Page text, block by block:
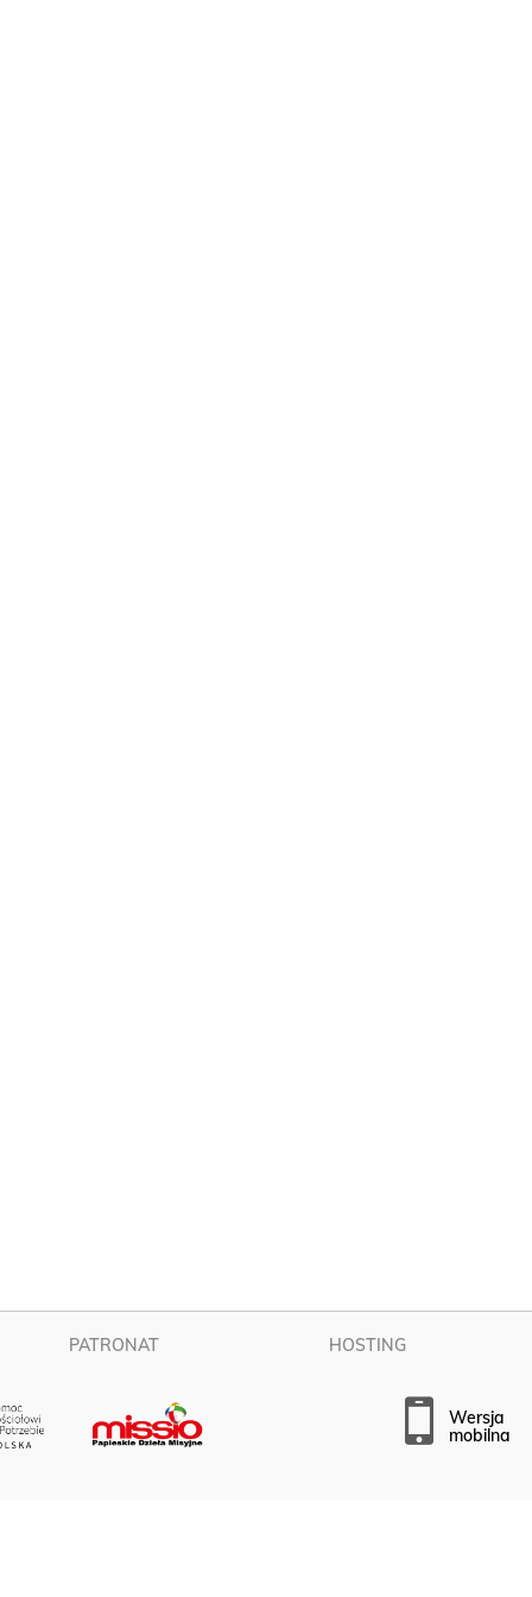
PATRONAT HOSTING
wersja
mobilna